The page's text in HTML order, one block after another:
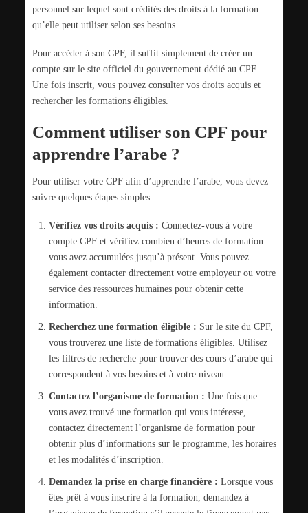
personnel sur lequel sont crédités des droits à la formation
qu’elle peut utiliser selon ses besoins.
Pour accéder à son CPF, il suffit simplement de créer un
compte sur le site officiel du gouvernement dédié au CPF.
Une fois inscrit, vous pouvez consulter vos droits acquis et
rechercher les formations éligibles.
Comment utiliser son CPF pour
apprendre l’arabe ?
Pour utiliser votre CPF afin d’apprendre l’arabe, vous devez
suivre quelques étapes simples :
Vérifiez vos droits acquis : Connectez-vous à votre
compte CPF et vérifiez combien d’heures de formation
vous avez accumulées jusqu’à présent. Vous pouvez
également contacter directement votre employeur ou votre
service des ressources humaines pour obtenir cette
information.
Recherchez une formation éligible : Sur le site du CPF,
vous trouverez une liste de formations éligibles. Utilisez
les filtres de recherche pour trouver des cours d’arabe qui
correspondent à vos besoins et à votre niveau.
Contactez l’organisme de formation : Une fois que
vous avez trouvé une formation qui vous intéresse,
contactez directement l’organisme de formation pour
obtenir plus d’informations sur le programme, les horaires
et les modalités d’inscription.
Demandez la prise en charge financière : Lorsque vous
êtes prêt à vous inscrire à la formation, demandez à